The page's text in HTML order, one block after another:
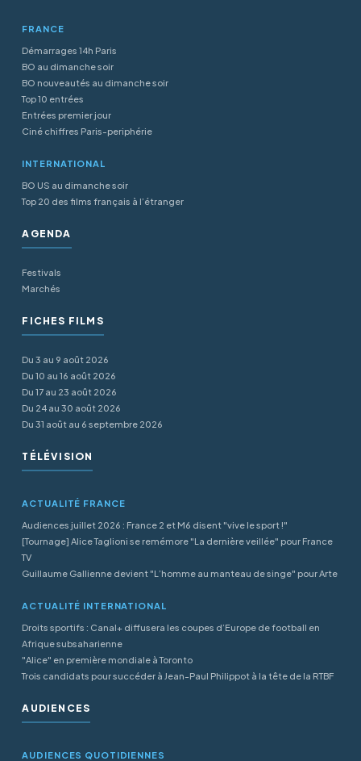
FRANCE
Démarrages 14h Paris
BO au dimanche soir
BO nouveautés au dimanche soir
Top 10 entrées
Entrées premier jour
Ciné chiffres Paris-periphérie
INTERNATIONAL
BO US au dimanche soir
Top 20 des films français à l’étranger
AGENDA
Festivals
Marchés
FICHES FILMS
Du 3 au 9 août 2026
Du 10 au 16 août 2026
Du 17 au 23 août 2026
Du 24 au 30 août 2026
Du 31 août au 6 septembre 2026
TÉLÉVISION
ACTUALITÉ FRANCE
Audiences juillet 2026 : France 2 et M6 disent "vive le sport !"
[Tournage] Alice Taglioni se remémore "La dernière veillée" pour France
TV
Guillaume Gallienne devient "L’homme au manteau de singe" pour Arte
ACTUALITÉ INTERNATIONAL
Droits sportifs : Canal+ diffusera les coupes d’Europe de football en
Afrique subsaharienne
"Alice" en première mondiale à Toronto
Trois candidats pour succéder à Jean-Paul Philippot à la tête de la RTBF
AUDIENCES
AUDIENCES QUOTIDIENNES